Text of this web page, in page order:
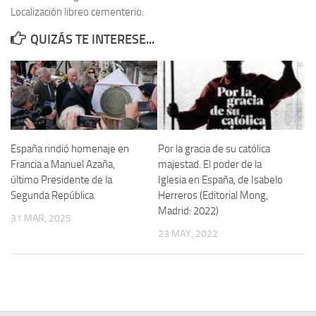
Memoria Histórica
Investigación previa de la represión en Talavera de la Reina (1937-
1947).
Informe Represión en Toledo 1936-1947 | Buscador
Informe de la fosa de abril de 1939 de Tembleque
Enciclopedia Republicana
Militantes históricos IR
Personajes republicanos
Izquierda Republicana. Agrupaciones y Militantes (1934-1939)
Localización libreo cementerio:
QUIZÁS TE INTERESE...
España rindió homenaje en
Francia a Manuel Azaña,
último Presidente de la
Segunda República
31 MAR, 2025
Por la gracia de su católica
majestad. El poder de la
Iglesia en España, de Isabelo
Herreros (Editorial Mong,
Madrid: 2022)
23 MAY, 2022